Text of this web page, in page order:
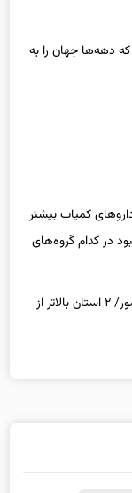
دهه‌ها جهان را به
در کدام گروه‌های